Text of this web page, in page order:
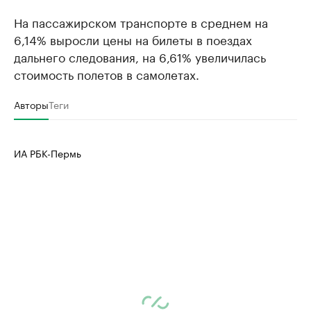
На пассажирском транспорте в среднем на
6,14% выросли цены на билеты в поездах
дальнего следования, на 6,61% увеличилась
стоимость полетов в самолетах.
АвторыТеги
ИА РБК-Пермь